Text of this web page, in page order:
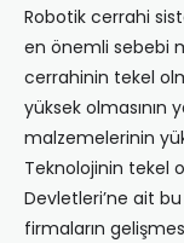
Robotik cerrahi
en önemli sebebi
cerrahinin tekel
yüksek olmasının
malzemelerinin
Teknolojinin tekel
Devletleri’ne ait
firmaların